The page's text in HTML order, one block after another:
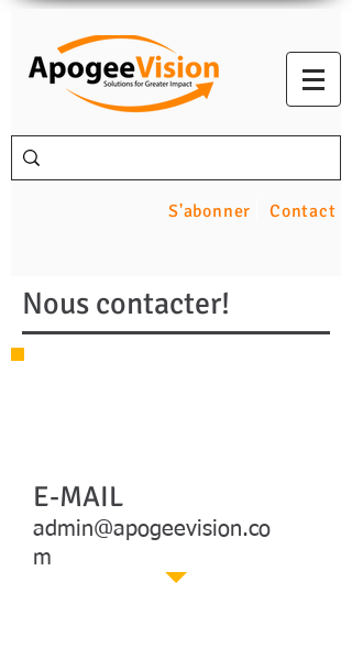
S'abonner Contact
Nous contacter!
E-MAIL
admin@apogeevision.co
m